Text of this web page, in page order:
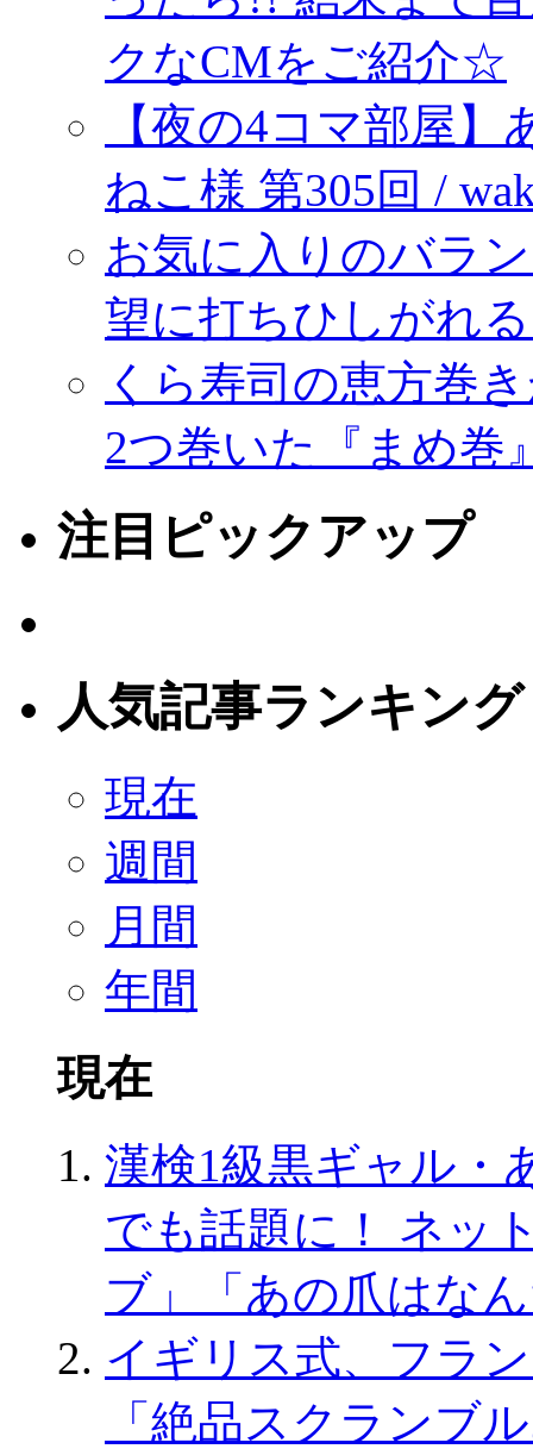
クなCMをご紹介☆
【夜の4コマ部屋
ねこ様 第305回 /
お気に入りのバラ
望に打ちひしがれ
くら寿司の恵方巻
2つ巻いた『まめ
注目ピックアップ
人気記事ランキング
現在
週間
月間
年間
現在
漢検1級黒ギャル・
でも話題に！ ネッ
ブ」「あの爪はな
イギリス式、フラ
「絶品スクランブ